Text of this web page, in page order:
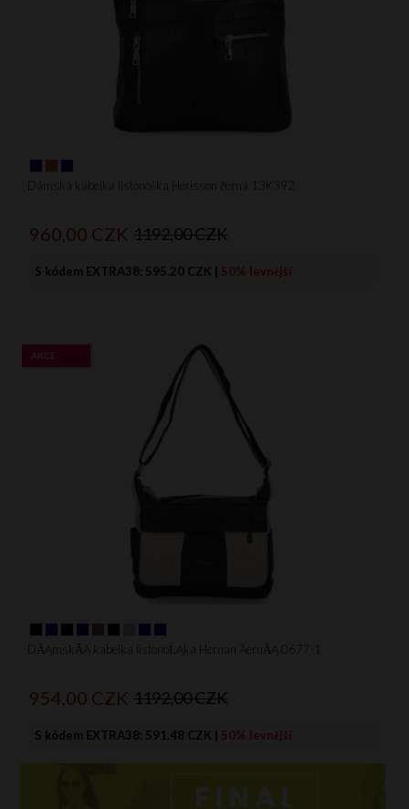
Dámská kabelka listonoška Herisson černá 13K392
960, 00 CZK 1192,00 CZK
S kódem EXTRA38: 595.20 CZK | 50% levnější
DĂĄmskĂĄ kabelka listonoĹĄka Hernan ÄernĂĄ 0677-1
AKCE
954, 00 CZK 1192,00 CZK
S kódem EXTRA38: 591.48 CZK | 50% levnější